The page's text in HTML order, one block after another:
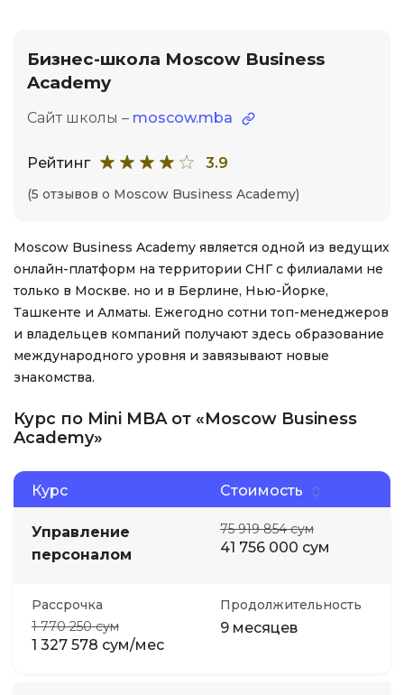
Бизнес-школа Moscow Business
Academy
Сайт школы – moscow.mba
Рейтинг 3.9
(5 отзывов о Moscow Business Academy)
Moscow Business Academy является одной из ведущих
онлайн-платформ на территории СНГ с филиалами не
только в Москве. но и в Берлине, Нью-Йорке,
Ташкенте и Алматы. Ежегодно сотни топ-менеджеров
и владельцев компаний получают здесь образование
международного уровня и завязывают новые
знакомства.
Курс по Mini MBA от «Moscow Business
Academy»
Курс Стоимость
Управление
персоналом
75 919 854 сум
41 756 000 сум
Рассрочка
1 770 250 сум
1 327 578 сум/мес
Продолжительность
9 месяцев